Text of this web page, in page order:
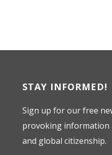
STAY INFORMED!
Sign up for our free
provoking information
and global citizenship.